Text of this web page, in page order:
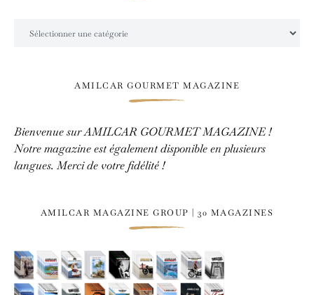
AMILCAR GOURMET MAGAZINE
Bienvenue sur AMILCAR GOURMET MAGAZINE !
Notre magazine est également disponible en plusieurs
langues. Merci de votre fidélité !
AMILCAR MAGAZINE GROUP | 30 MAGAZINES